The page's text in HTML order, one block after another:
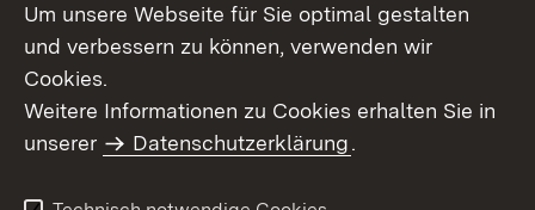
Benutzungshinweise
Erklärung zur
Um unsere Webseite für Sie optimal gestalten
und verbessern zu können, verwenden wir
Cookies.
Weitere Informationen zu Cookies erhalten Sie in
unserer
Datenschutzerklärung.